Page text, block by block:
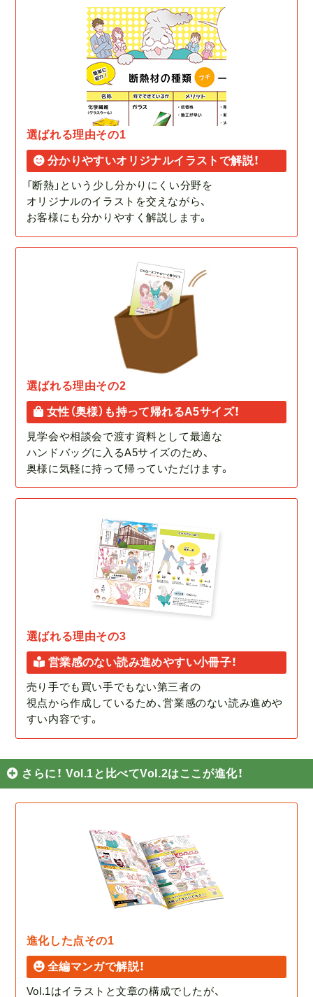
選ばれる理由その1
分かりやすいオリジナルイラストで解説！
「断熱」という少し分かりにくい分野を
オリジナルのイラストを交えながら、
お客様にも分かりやすく解説します。
選ばれる理由その2
女性（奥様）も持って帰れるA5サイズ！
見学会や相談会で渡す資料として最適な
ハンドバッグに入るA5サイズのため、
奥様に気軽に持って帰っていただけます。
選ばれる理由その3
営業感のない読み進めやすい小冊子！
売り手でも買い手でもない第三者の
視点から作成しているため、営業感のない読み進めや
すい内容です。
さらに！ Vol.1と比べてVol.2はここが進化！
進化した点その1
全編マンガで解説！
Vol.1はイラストと文章の構成でしたが、